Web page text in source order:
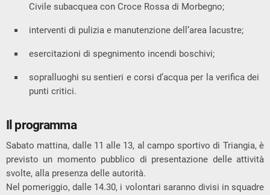
Civile subacquea con Croce Rossa di Morbegno;
interventi di pulizia e manutenzione dell’area lacustre;
esercitazioni di spegnimento incendi boschivi;
sopralluoghi su sentieri e corsi d’acqua per la verifica dei
punti critici.
Il programma
Sabato mattina, dalle 11 alle 13, al campo sportivo di Triangia, è
previsto un momento pubblico di presentazione delle attività
svolte, alla presenza delle autorità.
Nel pomeriggio, dalle 14.30, i volontari saranno divisi in squadre